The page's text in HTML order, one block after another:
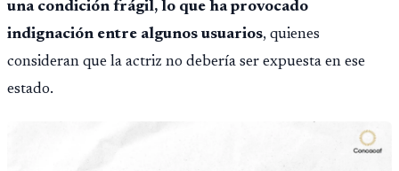
una condición frágil, lo que ha provocado
indignación entre algunos usuarios, quienes
consideran que la actriz no debería ser expuesta en ese
estado.